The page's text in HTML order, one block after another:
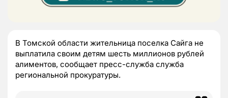
В Томской области жительница поселка Сайга не
выплатила своим детям шесть миллионов рублей
алиментов, сообщает пресс-служба служба
региональной прокуратуры.